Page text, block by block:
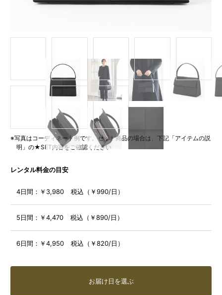
※写真はコーディネート例です。セット商品の場合は、下記「アイテムの説
明」の★SET内容をご確認ください
レンタル料金の目安
4日間： ￥3,980 税込（￥990/日）
5日間： ￥4,470 税込（￥890/日）
6日間： ￥4,950 税込（￥820/日）
お届け日を選ぶ